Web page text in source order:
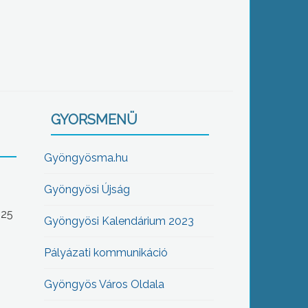
GYORSMENÜ
Gyöngyösma.hu
Gyöngyösi Újság
Gyöngyösi Kalendárium 2023
Pályázati kommunikáció
Gyöngyös Város Oldala